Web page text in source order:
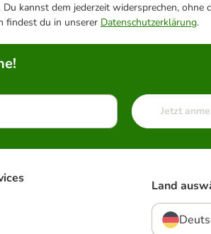
kannst dem jederzeit widersprechen, ohne
findest du in unserer Datenschutzerklärung.
Jetzt
Land